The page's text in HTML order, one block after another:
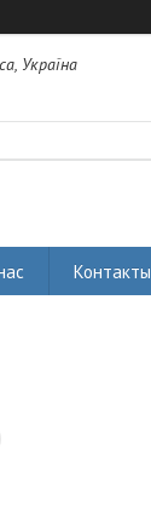
Україна
Контакты